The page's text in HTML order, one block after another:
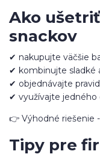
Ako
snackov
✔ nakupujte väčšie
✔ kombinujte sladké
✔ objednávajte
✔ využívajte jedného
👉 Výhodné riešenie -
Tipy pre